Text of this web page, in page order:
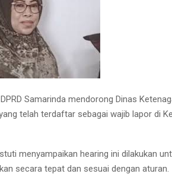
Samarinda mendorong Dinas
telah terdaftar sebagai wajib lapor di
menyampaikan hearing ini dilakukan
secara tepat dan sesuai dengan aturan.